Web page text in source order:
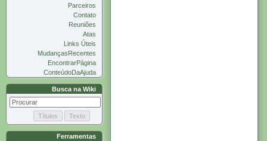
Parceiros
Contato
Reuniões
Atas
Links Úteis
MudançasRecentes
EncontrarPágina
ConteúdoDaAjuda
Busca na Wiki
Ferramentas